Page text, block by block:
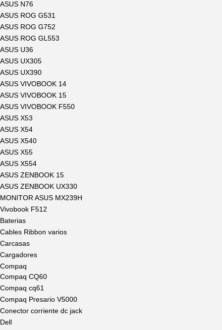
ASUS N76
ASUS ROG G531
ASUS ROG G752
ASUS ROG GL553
ASUS U36
ASUS UX305
ASUS UX390
ASUS VIVOBOOK 14
ASUS VIVOBOOK 15
ASUS VIVOBOOK F550
ASUS X53
ASUS X54
ASUS X540
ASUS X55
ASUS X554
ASUS ZENBOOK 15
ASUS ZENBOOK UX330
MONITOR ASUS MX239H
Vivobook F512
Baterias
Cables Ribbon varios
Carcasas
Cargadores
Compaq
Compaq CQ60
Compaq cq61
Compaq Presario V5000
Conector corriente dc jack
Dell